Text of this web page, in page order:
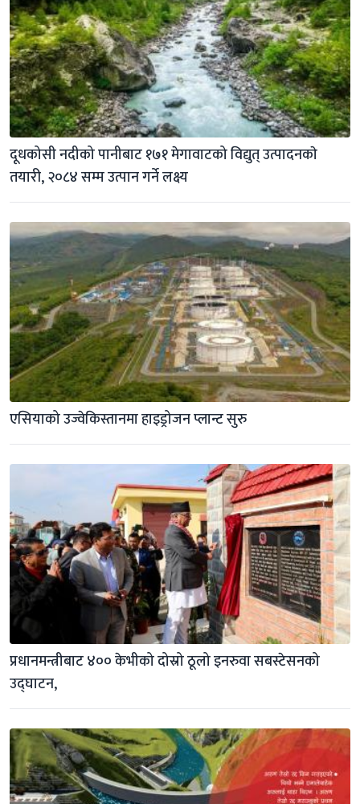
दूधकोसी नदीको पानीबाट १७१ मेगावाटको विद्युत् उत्पादनकाे
तयारी, २०८४ सम्म उत्पान गर्ने लक्ष्य
एसियाको उज्वेकिस्तानमा हाइड्रोजन प्लान्ट सुरु
प्रधानमन्त्रीबाट ४०० केभीको दोस्रो ठूलो इनरुवा सबस्टेसनको
उद्घाटन,